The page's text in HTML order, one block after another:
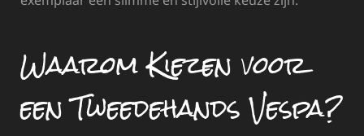
Waarom Kiezen voor
een Tweedehands Vespa?